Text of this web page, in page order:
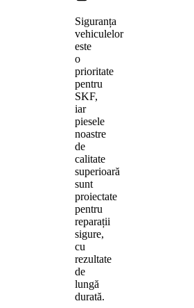
Siguranța
vehiculelor
este
o
prioritate
pentru
SKF,
iar
piesele
noastre
de
calitate
superioară
sunt
proiectate
pentru
reparații
sigure,
cu
rezultate
de
lungă
durată.